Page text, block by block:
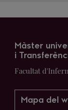
Màster
i
Facultat
Mapa del